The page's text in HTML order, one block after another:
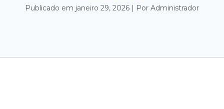
Publicado em janeiro 29, 2026 | Por Administrador